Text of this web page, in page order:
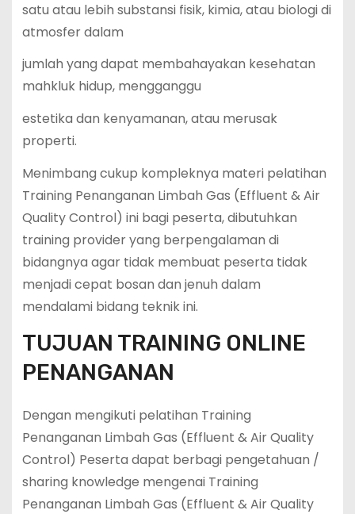
satu atau lebih substansi fisik, kimia, atau biologi di
atmosfer dalam
jumlah yang dapat membahayakan kesehatan
mahkluk hidup, mengganggu
estetika dan kenyamanan, atau merusak
properti.
Menimbang cukup kompleknya materi pelatihan
Training Penanganan Limbah Gas (Effluent & Air
Quality Control) ini bagi peserta, dibutuhkan
training provider yang berpengalaman di
bidangnya agar tidak membuat peserta tidak
menjadi cepat bosan dan jenuh dalam
mendalami bidang teknik ini.
TUJUAN TRAINING ONLINE
PENANGANAN
Dengan mengikuti pelatihan Training
Penanganan Limbah Gas (Effluent & Air Quality
Control) Peserta dapat berbagi pengetahuan /
sharing knowledge mengenai Training
Penanganan Limbah Gas (Effluent & Air Quality